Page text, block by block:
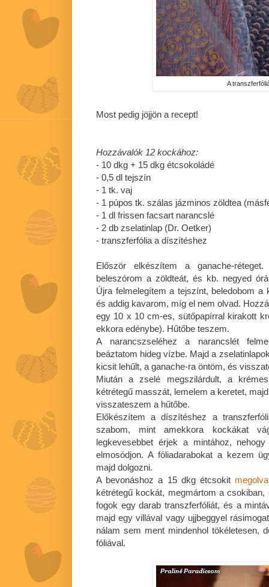
A
Most pedig jöjjön a recept!
Hozzávalók 12 kockához:
- 10 dkg + 15 dkg étcsokoládé
- 0,5 dl tejszín
- 1 tk. vaj
- 1 púpos tk. szálas jázminos zöldtea
- 1 dl frissen facsart narancslé
- 2 db zselatinlap (Dr. Oetker)
- transzferfólia a díszítéshez
Először elkészítem a ganache-
beleszórom a zöldteát, és kb. negyed
Újra felmelegítem a tejszínt, beledobom
és addig kavarom, míg el nem olvad.
egy 10 x 10 cm-es, sütőpapírral kirakott
ekkora edénybe). Hűtőbe teszem.
A narancszseléhez a narancslét
beáztatom hideg vízbe. Majd a
kicsit lehűlt, a ganache-ra öntöm, és
Miután a zselé megszilárdult, a
kétrétegű masszát, lemelem a keretet,
visszateszem a hűtőbe.
Előkészítem a díszítéshez a
szabom, mint amekkora kockákat
legkevesebbet érjek a mintához,
elmosódjon. A fóliadarabokat a kezem
majd dolgozni.
A bevonáshoz a 15 dkg étcsokit
kétrétegű kockát, megmártom a
fogok egy darab transzferfóliát, és a
majd egy villával vagy ujjbeggyel
nálam sem ment mindenhol tökéletesen,
fóliával.